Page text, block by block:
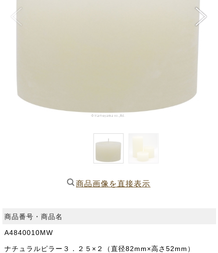
商品画像を直接表示
商品番号・商品名
A4840010MW
ナチュラルピラー３．２５×２（直径82mm×高さ52mm）